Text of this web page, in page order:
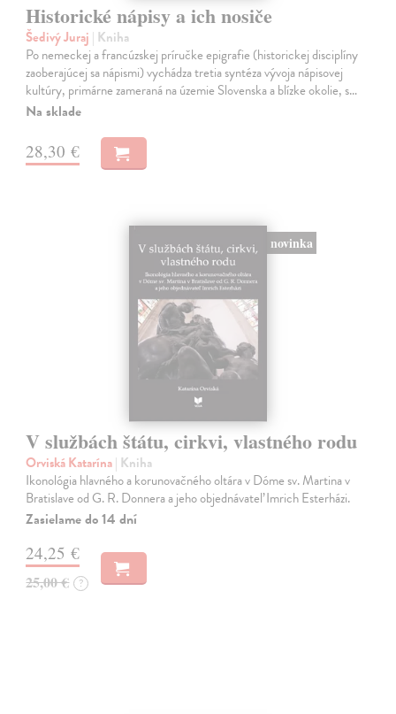
Historické nápisy a ich nosiče
Šedivý Juraj | Kniha
Po nemeckej a francúzskej príručke epigrafie (historickej disciplíny
zaoberajúcej sa nápismi) vychádza tretia syntéza vývoja nápisovej
kultúry, primárne zameraná na územie Slovenska a blízke okolie, s…
Na sklade
28,30 €
novinka
V službách štátu, cirkvi, vlastného rodu
Orviská Katarína| Kniha
Ikonológia hlavného a korunovačného oltára v Dóme sv. Martina v
Bratislave od G. R. Donnera a jeho objednávateľ Imrich Esterházi.
Zasielame do 14 dní
24,25 €
25,00 € ?